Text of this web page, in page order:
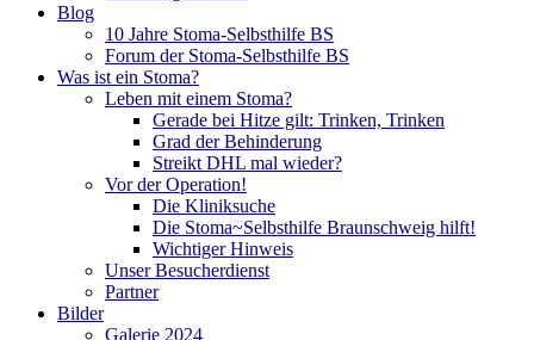
Blog
10 Jahre Stoma-Selbsthilfe BS
Forum der Stoma-Selbsthilfe BS
Was ist ein Stoma?
Leben mit einem Stoma?
Gerade bei Hitze gilt: Trinken, Trinken
Grad der Behinderung
Streikt DHL mal wieder?
Vor der Operation!
Die Kliniksuche
Die Stoma~Selbsthilfe Braunschweig hilft!
Wichtiger Hinweis
Unser Besucherdienst
Partner
Bilder
Galerie 2024